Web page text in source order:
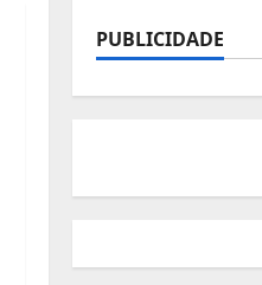
PUBLICIDADE